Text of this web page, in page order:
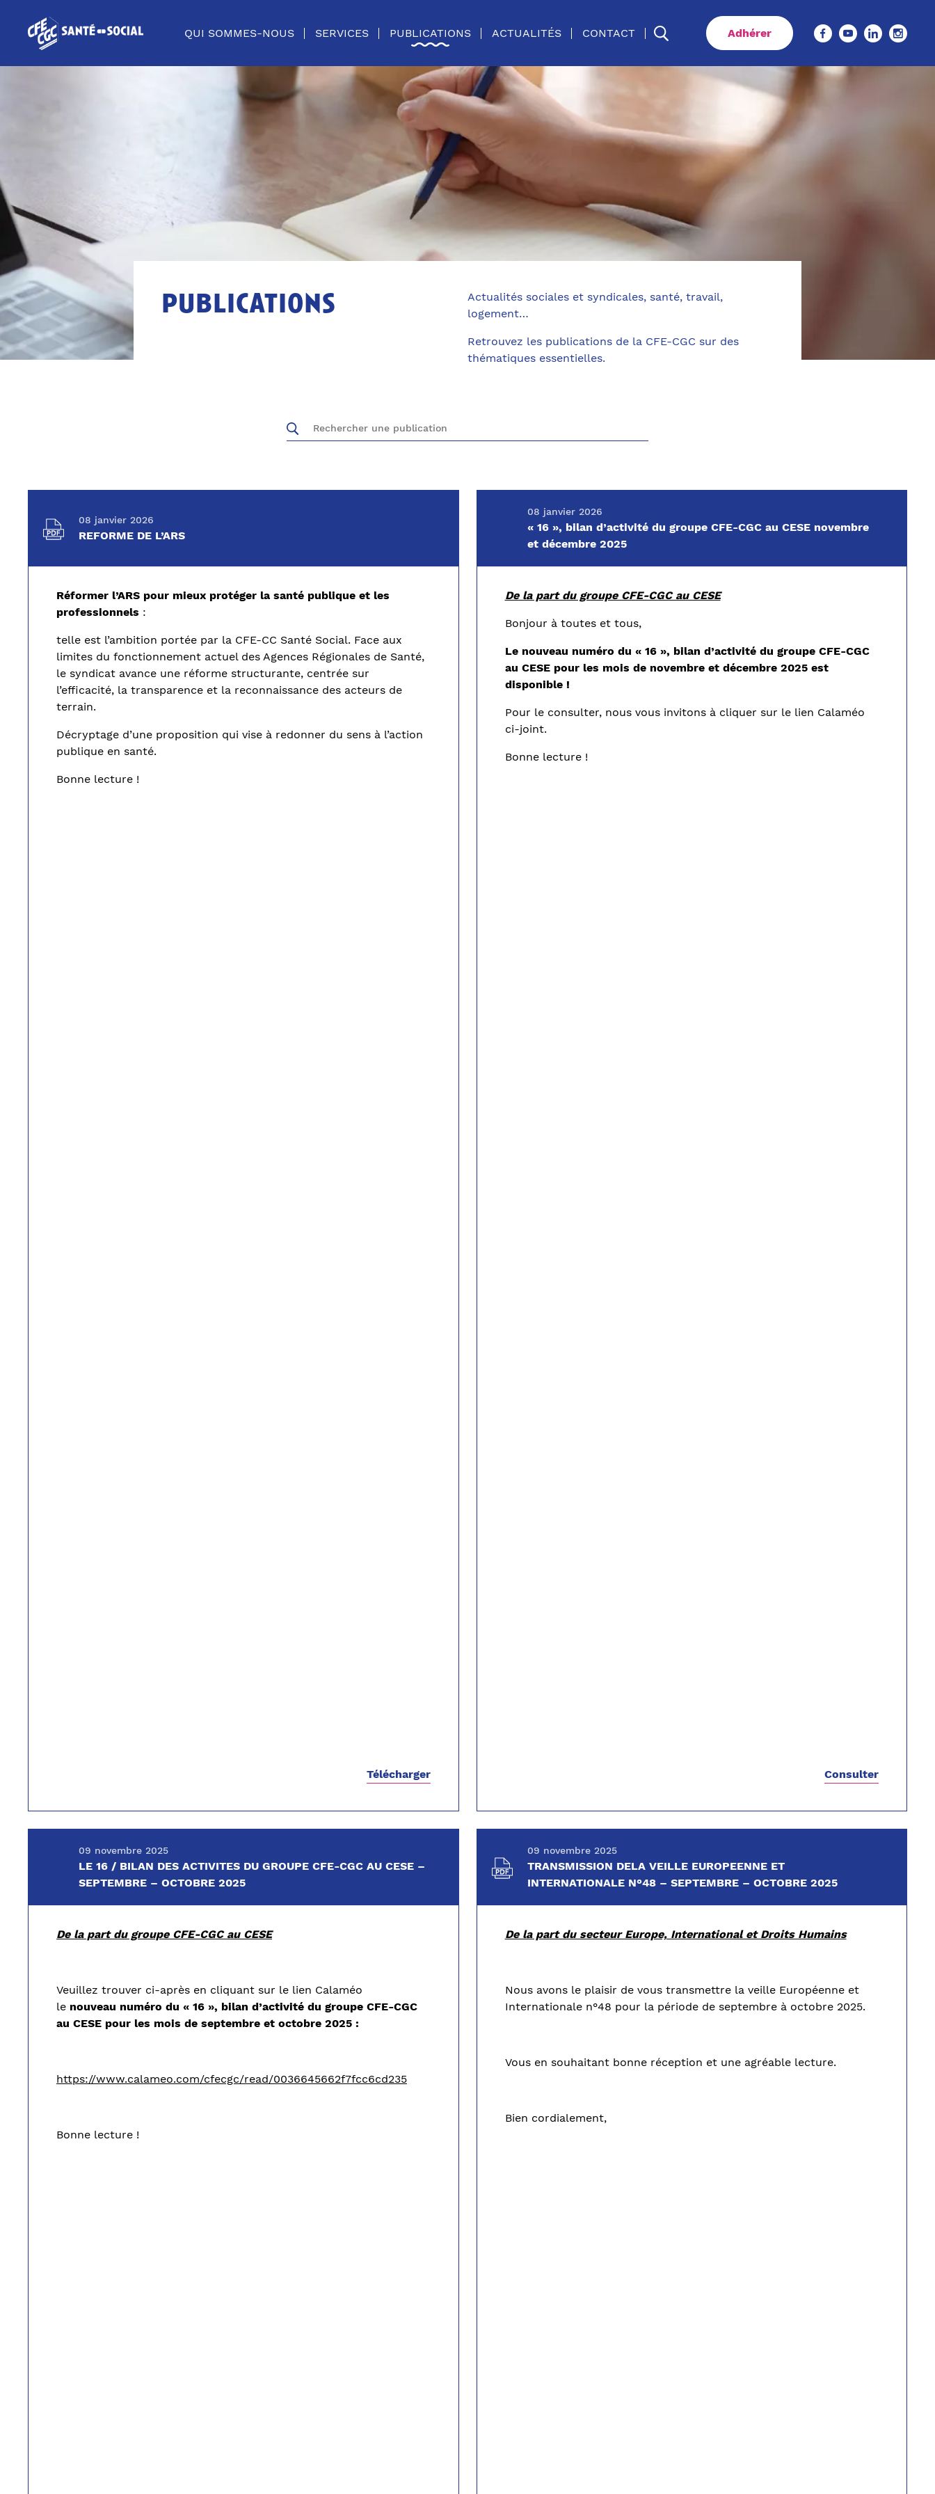
QUI SOMMES-NOUS SERVICES PUBLICATIONS ACTUALITÉS CONTACT Adhérer
publications
Actualités sociales et syndicales, santé, travail,
logement…
Retrouvez les publications de la CFE-CGC sur des
thématiques essentielles.
08 janvier 2026
REFORME DE L’ARS
Réformer l’ARS pour mieux protéger la santé publique et les
professionnels :
telle est l’ambition portée par la CFE-CC Santé Social. Face aux
limites du fonctionnement actuel des Agences Régionales de Santé,
le syndicat avance une réforme structurante, centrée sur
l’efficacité, la transparence et la reconnaissance des acteurs de
terrain.
Décryptage d’une proposition qui vise à redonner du sens à l’action
publique en santé.
Bonne lecture !
Télécharger
08 janvier 2026
« 16 », bilan d’activité du groupe CFE-CGC au CESE novembre
et décembre 2025
De la part du groupe CFE-CGC au CESE
Bonjour à toutes et tous,
Le nouveau numéro du « 16 », bilan d’activité du groupe CFE-CGC
au CESE pour les mois de novembre et décembre 2025 est
disponible !
Pour le consulter, nous vous invitons à cliquer sur le lien Calaméo
ci-joint.
Bonne lecture !
Consulter
09 novembre 2025
LE 16 / BILAN DES ACTIVITES DU GROUPE CFE-CGC AU CESE –
SEPTEMBRE – OCTOBRE 2025
De la part du groupe CFE-CGC au CESE
Veuillez trouver ci-après en cliquant sur le lien Calaméo
le nouveau numéro du « 16 », bilan d’activité du groupe CFE-CGC
au CESE pour les mois de septembre et octobre 2025 :
https://www.calameo.com/cfecgc/read/0036645662f7fcc6cd235
Bonne lecture !
09 novembre 2025
TRANSMISSION DELA VEILLE EUROPEENNE ET
INTERNATIONALE N°48 – SEPTEMBRE – OCTOBRE 2025
De la part du secteur Europe, International et Droits Humains
Nous avons le plaisir de vous transmettre la veille Européenne et
Internationale n°48 pour la période de septembre à octobre 2025.
Vous en souhaitant bonne réception et une agréable lecture.
Bien cordialement,